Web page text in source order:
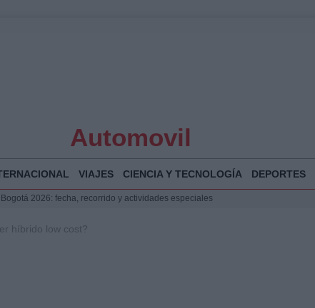
Automovil
VIAJES CIENCIA Y TECNOLOGÍA DEPORTES
2026: fecha, recorrido y actividades especiales
Illa Plana: Menorca apuesta por el deporte náutico sostenible
híbrido low cost?